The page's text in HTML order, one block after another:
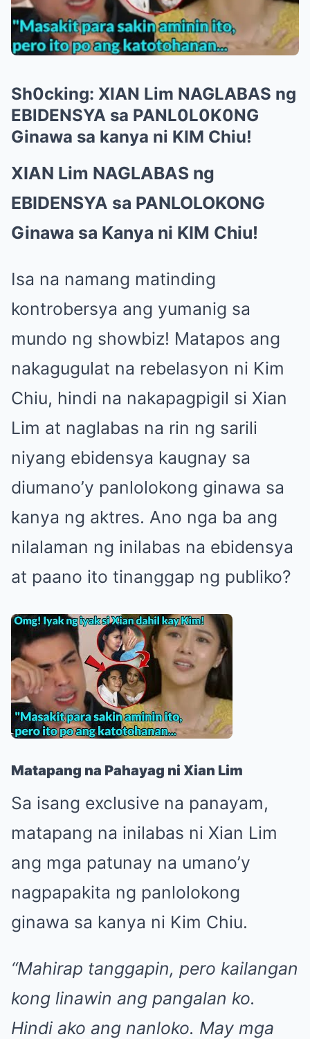
Sh0cking: XIAN Lim NAGLABAS ng
EBlDENSYA sa PANL0L0K0NG
Ginawa sa kanya ni KIM Chiu!
XIAN Lim NAGLABAS ng
EBIDENSYA sa PANLOLOKONG
Ginawa sa Kanya ni KIM Chiu!
Isa na namang matinding
kontrobersya ang yumanig sa
mundo ng showbiz! Matapos ang
nakagugulat na rebelasyon ni Kim
Chiu, hindi na nakapagpigil si Xian
Lim at naglabas na rin ng sarili
niyang ebidensya kaugnay sa
diumano’y panlolokong ginawa sa
kanya ng aktres. Ano nga ba ang
nilalaman ng inilabas na ebidensya
at paano ito tinanggap ng publiko?
Matapang na Pahayag ni Xian Lim
Sa isang exclusive na panayam,
matapang na inilabas ni Xian Lim
ang mga patunay na umano’y
nagpapakita ng panlolokong
ginawa sa kanya ni Kim Chiu.
“Mahirap tanggapin, pero kailangan
kong linawin ang pangalan ko.
Hindi ako ang nanloko. May mga